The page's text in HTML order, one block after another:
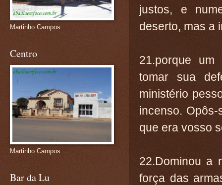
justos, e
deserto, mas a
21.porque
tomar sua
ministério
incenso.
que era vosso
22.Dominou a
força das
Martinho Campos
Centro
Martinho Campos
Bar da Lu